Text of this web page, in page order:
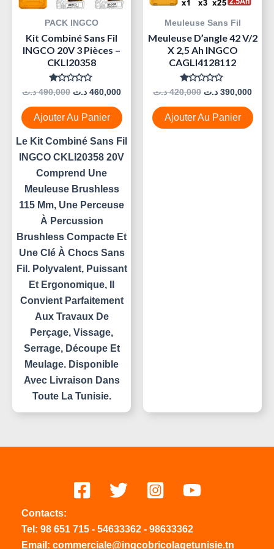
PACK INGCO
Kit Combiné Sans Fil
INGCO 20V 3 Pièces –
CKLI20358
Note
0
Sur
5
490,000 د.ت 460,000 د.ت
Ajouter Au Panier
Le Kit Combiné Sans Fil
INGCO CKLI20358 20V
Comprend Une
Meuleuse Brushless
115 Mm, Une Perceuse
À Percussion
Brushless Compacte Et
Une Clé À Chocs Sans
Fil. Polyvalent, Puissant
Et Ergonomique, Il
Convient Parfaitement
Aux Travaux De
Perçage, Vissage,
Serrage, Découpe Et
Meulage. Disponible
Avec Livraison Dans
Toute La Tunisie.
Meuleuse Sans Fil
Meuleuse D’angle 42 V/2
X 2,5 Ah INGCO
CAGLI4128112
Note
0
Sur
5
420,000 د.ت 390,000 د.ت
Ajouter Au Panier
Contacts:
Tel: 98 651 715 - 54633362 - 98633362
Email: commerciale@ingcobricolagetunisie.tn